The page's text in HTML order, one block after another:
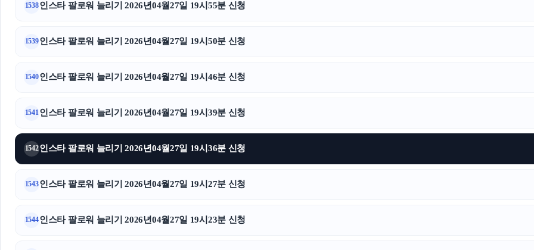
1538인스타 팔로워 늘리기 2026년04월27일 19시55분 신청
1539인스타 팔로워 늘리기 2026년04월27일 19시50분 신청
1540인스타 팔로워 늘리기 2026년04월27일 19시46분 신청
1541인스타 팔로워 늘리기 2026년04월27일 19시39분 신청
1542인스타 팔로워 늘리기 2026년04월27일 19시36분 신청
1543인스타 팔로워 늘리기 2026년04월27일 19시27분 신청
1544인스타 팔로워 늘리기 2026년04월27일 19시23분 신청